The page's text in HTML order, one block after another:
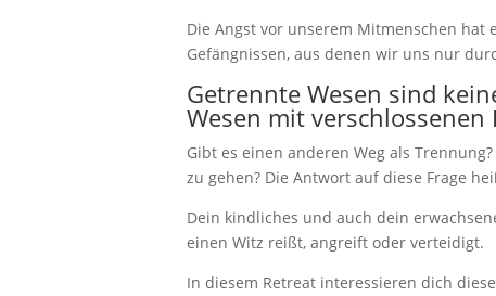
Die Angst vor unserem Mitmenschen hat
Gefängnissen, aus denen wir uns nur
Getrennte Wesen sind
Wesen mit verschlossenen
Gibt es einen anderen Weg als
zu gehen? Die Antwort auf diese Frage
Dein kindliches und auch dein
einen Witz reißt, angreift oder verteidigt.
In diesem Retreat interessieren dich